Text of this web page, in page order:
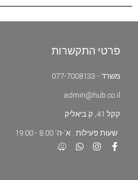
פרטי התקשרות
משרד - 077-7008133
admin@hub.co.il
קקל 41, ק.ביאליק
שעות פעילות : א'-ה' 8:00 - 19:00